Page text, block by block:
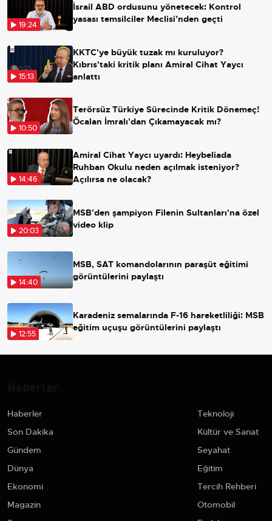
19:24
İsrail ABD ordusunu yönetecek: Kontrol
yasası temsilciler Meclisi’nden geçti
15:13
KKTC'ye büyük tuzak mı kuruluyor?
Kıbrıs'taki kritik planı Amiral Cihat Yaycı
anlattı
10:50
Terörsüz Türkiye Sürecinde Kritik Dönemeç!
Öcalan İmralı'dan Çıkamayacak mı?
14:46
Amiral Cihat Yaycı uyardı: Heybeliada
Ruhban Okulu neden açılmak isteniyor?
Açılırsa ne olacak?
20:03
MSB'den şampiyon Filenin Sultanları'na özel
video klip
14:40
MSB, SAT komandolarının paraşüt eğitimi
görüntülerini paylaştı
12:55
Karadeniz semalarında F-16 hareketliliği: MSB
eğitim uçuşu görüntülerini paylaştı
Haberler
Son Dakika
Gündem
Dünya
Ekonomi
Magazin
Teknoloji
Kültür ve Sanat
Seyahat
Eğitim
Tercih Rehberi
Otomobil